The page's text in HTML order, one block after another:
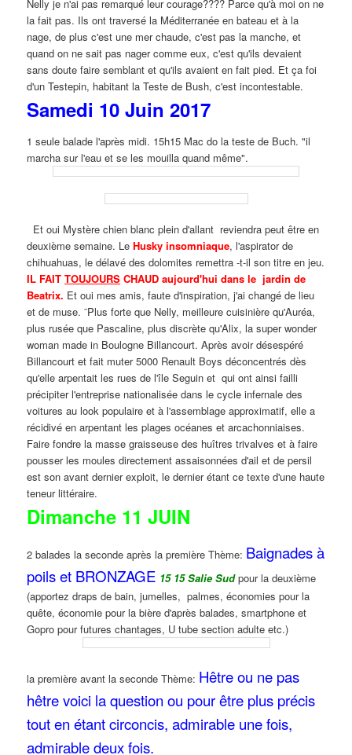
Nelly je n'ai pas remarqué leur courage???? Parce qu'à moi on ne
la fait pas. Ils ont traversé la Méditerranée en bateau et à la
nage, de plus c'est une mer chaude, c'est pas la manche, et
quand on ne sait pas nager comme eux, c'est qu'ils devaient
sans doute faire semblant et qu'ils avaient en fait pied. Et ça foi
d'un Testepin, habitant la Teste de Bush, c'est incontestable.
Samedi 10 Juin 2017
1 seule balade l'après midi. 15h15 Mac do la teste de Buch. "il
marcha sur l'eau et se les mouilla quand même".
Et oui Mystère chien blanc plein d'allant reviendra peut être en
deuxième semaine. LeHusky insomniaque, l'aspirator de
chihuahuas, le délavé des dolomites remettra -t-il son titre en jeu.
IL FAITTOUJOURS CHAUD aujourd'hui dans le jardin de
Beatrix. Et oui mes amis, faute d'inspiration, j'ai changé de lieu
et de muse. ¨Plus forte que Nelly, meilleure cuisinière qu'Auréa,
plus rusée que Pascaline, plus discrète qu'Alix, la super wonder
woman made in Boulogne Billancourt. Après avoir désespéré
Billancourt et fait muter 5000 Renault Boys déconcentrés dès
qu'elle arpentait les rues de l'île Seguin et qui ont ainsi failli
précipiter l'entreprise nationalisée dans le cycle infernale des
voitures au look populaire et à l'assemblage approximatif, elle a
récidivé en arpentant les plages océanes et arcachonniaises.
Faire fondre la masse graisseuse des huîtres trivalves et à faire
pousser les moules directement assaisonnées d'ail et de persil
est son avant dernier exploit, le dernier étant ce texte d'une haute
teneur littéraire.
Dimanche 11 JUIN
2 balades la seconde après la première Thème: Baignades à
poils et BRONZAGE 15 15 Salie Sudpour la deuxième
(apportez draps de bain, jumelles, palmes, économies pour la
quête, économie pour la bière d'après balades, smartphone et
Gopro pour futures chantages, U tube section adulte etc.)
la première avant la seconde Thème: Hêtre ou ne pas
hêtre voici la question ou pour être plus précis
tout en étant circoncis, admirable une fois,
admirable deux fois.